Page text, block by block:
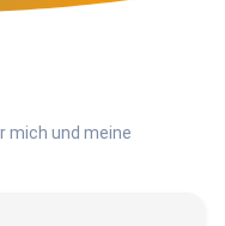
mich und meine